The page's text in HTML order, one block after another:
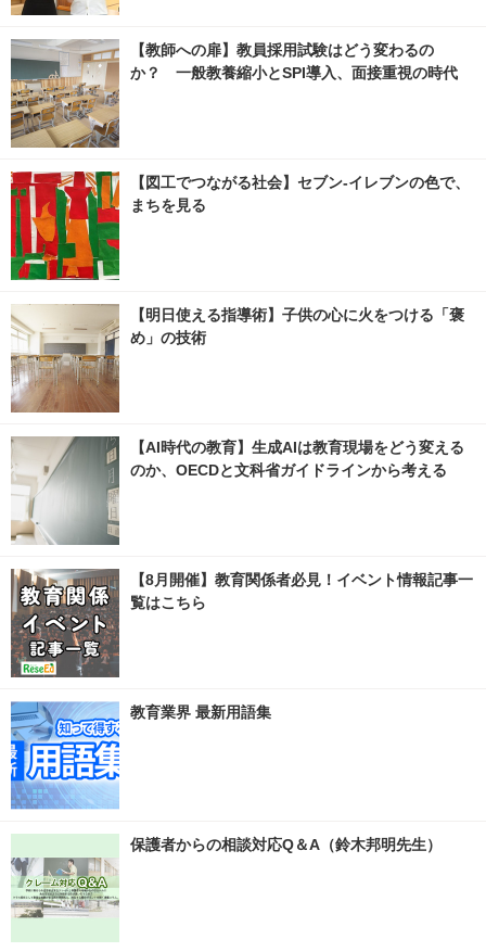
【教師への扉】教員採用試験はどう変わるの
か？ 一般教養縮小とSPI導入、面接重視の時代
【図工でつながる社会】セブン‐イレブンの色で、
まちを見る
【明日使える指導術】子供の心に火をつける「褒
め」の技術
【AI時代の教育】生成AIは教育現場をどう変える
のか、OECDと文科省ガイドラインから考える
【8月開催】教育関係者必見！イベント情報記事一
覧はこちら
教育業界 最新用語集
保護者からの相談対応Q＆A（鈴木邦明先生）